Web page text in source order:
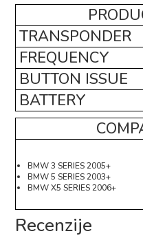
TRANSPONDER
FREQUENCY
BUTTON ISSUE
BATTERY
BMW 3 SERIES 2005+
BMW 5 SERIES 2003+
BMW X5 SERIES 2006+
Recenzije